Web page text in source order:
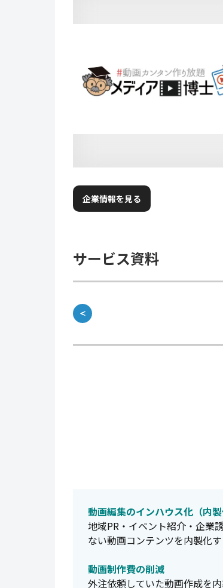
企業情報を見る
サービス資料
＜
動画編集のインハウス化（内
地域PR・イベント紹介・企業
ない動画コンテンツを内製化す
動画制作費の削減
外注依頼していた動画作成を